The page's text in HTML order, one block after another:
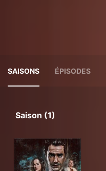
SAISONS ÉPISODES
Saison (1)